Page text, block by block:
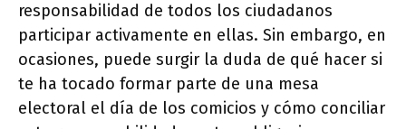
responsabilidad de todos los ciudadanos
participar activamente en ellas. Sin embargo, en
ocasiones, puede surgir la duda de qué hacer si
te ha tocado formar parte de una mesa
electoral el día de los comicios y cómo conciliar